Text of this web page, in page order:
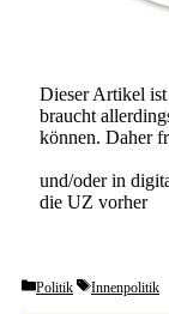
Dieser Artikel
braucht
können. Daher
und/oder in
die UZ vorher
Categories
Politik Tags
Innenpolitik